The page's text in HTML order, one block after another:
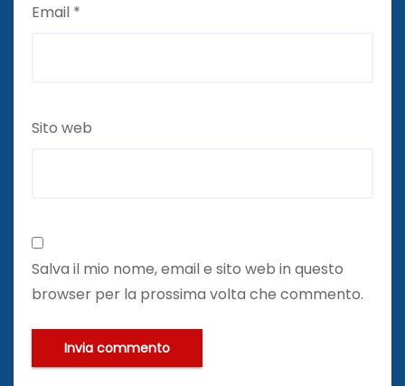
Email *
Sito web
Salva il mio nome, email e sito web in questo
browser per la prossima volta che commento.